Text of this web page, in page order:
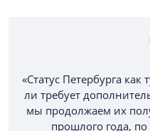
«Статус Петербурга
ли требует
мы продолжаем их
прошлого года,